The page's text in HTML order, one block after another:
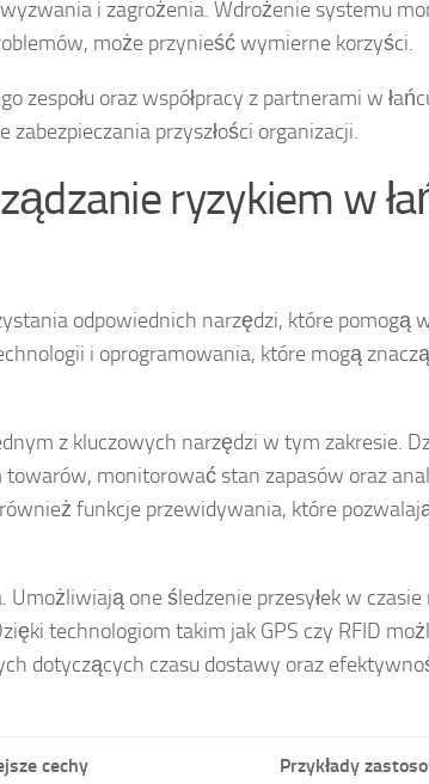
i zagrożenia. Wdrożenie systemu
może przynieść wymierne korzyści.
zespołu oraz współpracy z partnerami w
przyszłości organizacji.
ryzykiem w
odpowiednich narzędzi, które pomogą
i oprogramowania, które mogą
z kluczowych narzędzi w tym zakresie.
monitorować stan zapasów oraz
funkcje przewidywania, które
one śledzenie przesyłek w
technologiom takim jak GPS czy RFID
dotyczących czasu dostawy oraz
cechy Przykłady